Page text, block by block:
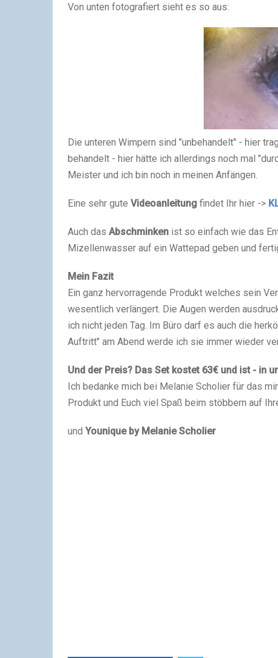
Von unten fotografiert sieht es so aus:
Die unteren Wimpern sind "unbehandelt" - hier
behandelt - hier hätte ich allerdings noch mal
Meister und ich bin noch in meinen Anfängen.
Eine sehr gute Videoanleitung findet Ihr hier ->
Auch das Abschminken ist so einfach wie das
Mizellenwasser auf ein Wattepad geben und
Mein Fazit
Ein ganz hervorragende Produkt welches sein
wesentlich verlängert. Die Augen werden
ich nicht jeden Tag. Im Büro darf es auch die
Auftritt" am Abend werde ich sie immer wieder
Und der Preis? Das Set kostet 63€ und ist - in
Ich bedanke mich bei Melanie Scholier für das
Produkt und Euch viel Spaß beim stöbbern auf
und Younique by Melanie Scholier